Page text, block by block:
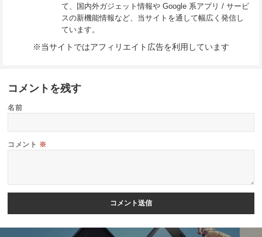
て、国内外ガジェット情報や Google 系アプリ / サービ
スの新機能情報など、当サイトを通して幅広く発信し
ています。
※当サイトではアフィリエイト広告を利用しています
コメントを残す
名前
コメント ※